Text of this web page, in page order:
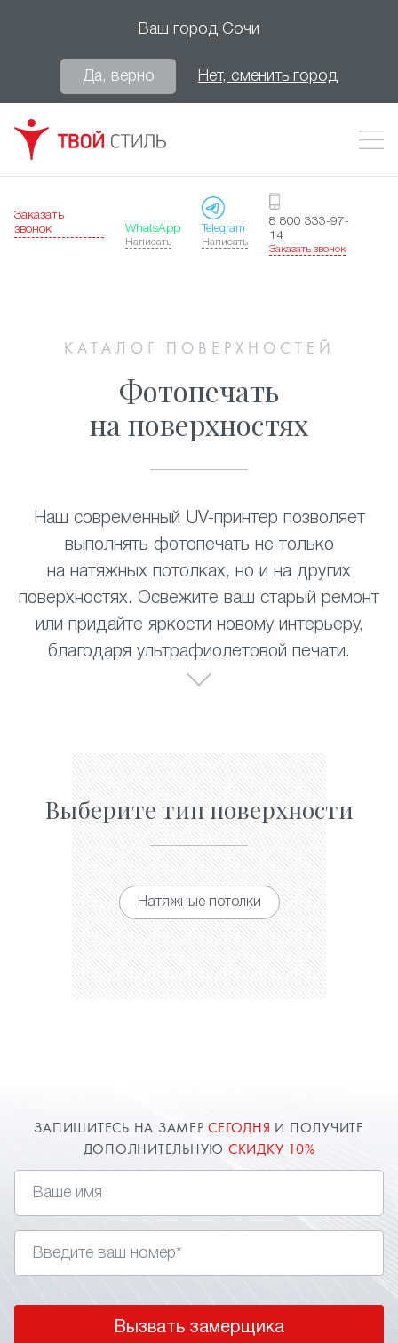
Ваш город Сочи
Да, верно Нет, сменить город
Заказать
звонок
WhatsApp
Написать
Telegram
Написать
8 800 333-97-
14
Заказать звонок
КАТАЛОГ ПОВЕРХНОСТЕЙ
Фотопечать
на поверхностях
Наш современный UV-принтер позволяет
выполнять фотопечать не только
на натяжных потолках, но и на других
поверхностях. Освежите ваш старый ремонт
или придайте яркости новому интерьеру,
благодаря ультрафиолетовой печати.
Выберите тип поверхности
Натяжные потолки
ЗАПИШИТЕСЬ НА ЗАМЕРСЕГОДНЯ И ПОЛУЧИТЕ
ДОПОЛНИТЕЛЬНУЮ СКИДКУ 10%
Вызвать замерщика